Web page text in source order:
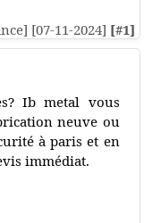
[07-11-2024] [#1]
Ib metal vous
neuve ou
à paris et en
immédiat.